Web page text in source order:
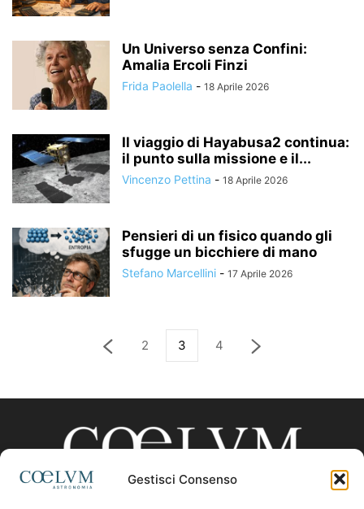
Gestisci Consenso
Un Universo senza Confini:
Amalia Ercoli Finzi
Frida Paolella - 18 Aprile 2026
Il viaggio di Hayabusa2 continua:
il punto sulla missione e il...
Vincenzo Pettina - 18 Aprile 2026
Pensieri di un fisico quando gli
sfugge un bicchiere di mano
Stefano Marcellini - 17 Aprile 2026
2 3 4